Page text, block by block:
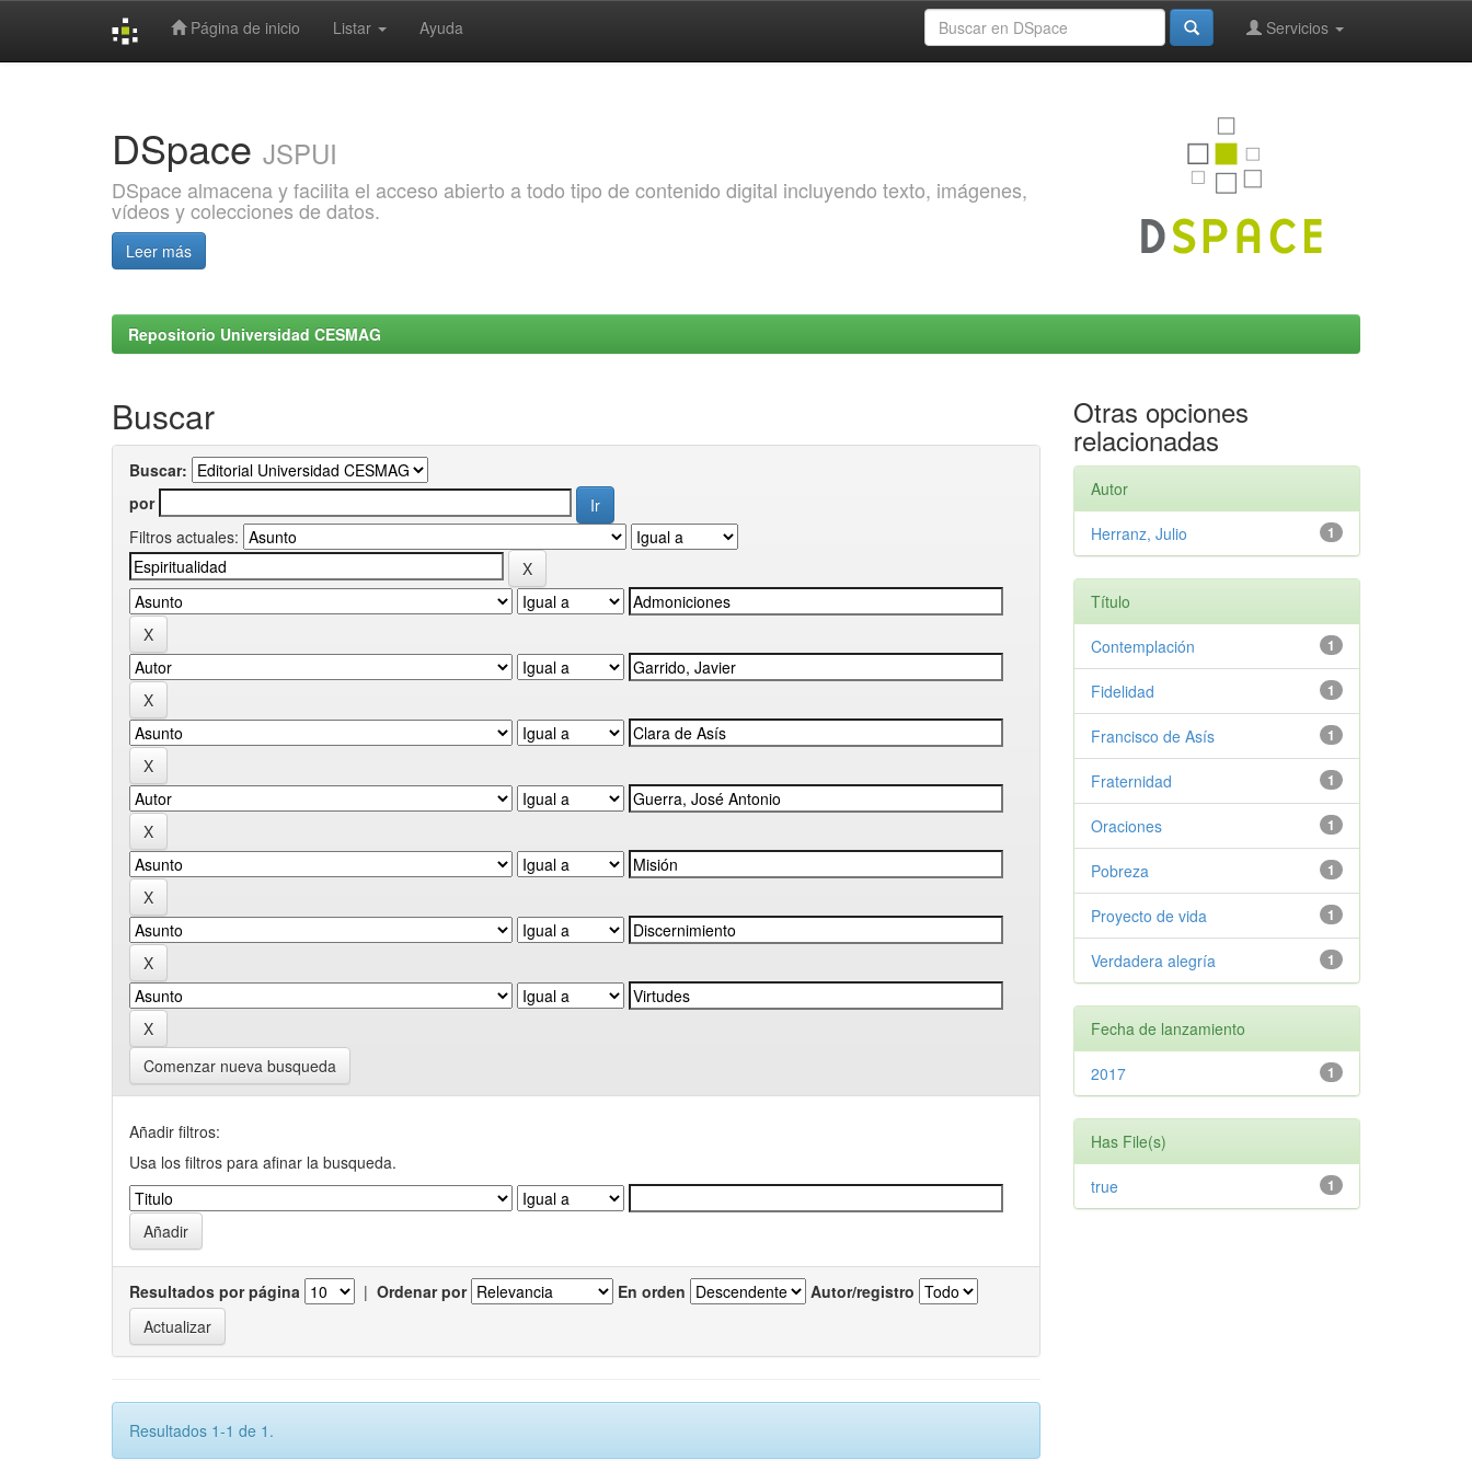
Página de inicio Listar Ayuda Servicios
DSpace JSPUI
DSpace almacena y facilita el acceso abierto a todo tipo de contenido digital incluyendo texto, imágenes,
vídeos y colecciones de datos.
Leer más
Repositorio Universidad CESMAG
Buscar
Buscar:
por
Filtros actuales:
Comenzar nueva busqueda
Añadir filtros:
Usa los filtros para afinar la busqueda.
Resultados por página | Ordenar por En orden Autor/registro
Resultados 1-1 de 1.
Otras opciones
relacionadas
Autor
1
Herranz, Julio
Título
1
Contemplación
1
Fidelidad
1
Francisco de Asís
1
Fraternidad
1
Oraciones
1
Pobreza
1
Proyecto de vida
1
Verdadera alegría
Fecha de lanzamiento
1
2017
Has File(s)
1
true